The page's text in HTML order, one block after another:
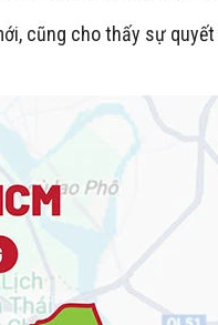
cũng cho thấy sự